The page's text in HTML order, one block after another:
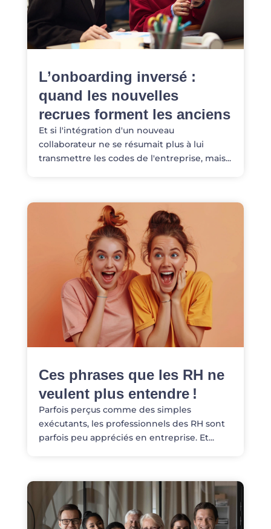
L’onboarding inversé :
quand les nouvelles
recrues forment les anciens
Et si l'intégration d'un nouveau
collaborateur ne se résumait plus à lui
transmettre les codes de l'entreprise, mais...
Ces phrases que les RH ne
veulent plus entendre !
Parfois perçus comme des simples
exécutants, les professionnels des RH sont
parfois peu appréciés en entreprise. Et...